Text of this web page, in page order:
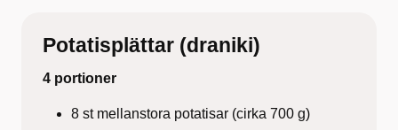
Potatisplättar (draniki)
4 portioner
8 st mellanstora potatisar (cirka 700 g)